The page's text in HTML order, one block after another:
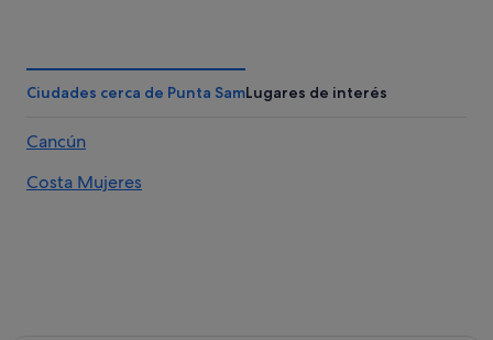
Playa Mujeres hoteles
Tulum
Salina Grande hoteles
Ciudades cerca de Punta SamLugares de interés
Cancún
Costa Mujeres